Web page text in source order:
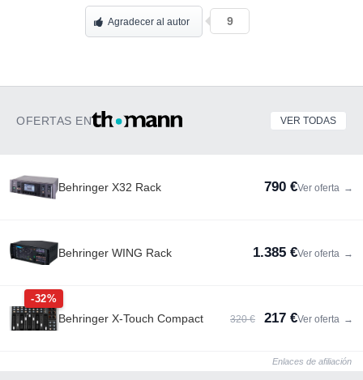
Agradecer al autor 9
OFERTAS EN VER TODAS
Behringer X32 Rack 790 €Ver oferta →
Behringer WING Rack 1.385 €Ver oferta →
-32%
Behringer X-Touch Compact 320 € 217 €Ver oferta →
Enlaces de afiliación